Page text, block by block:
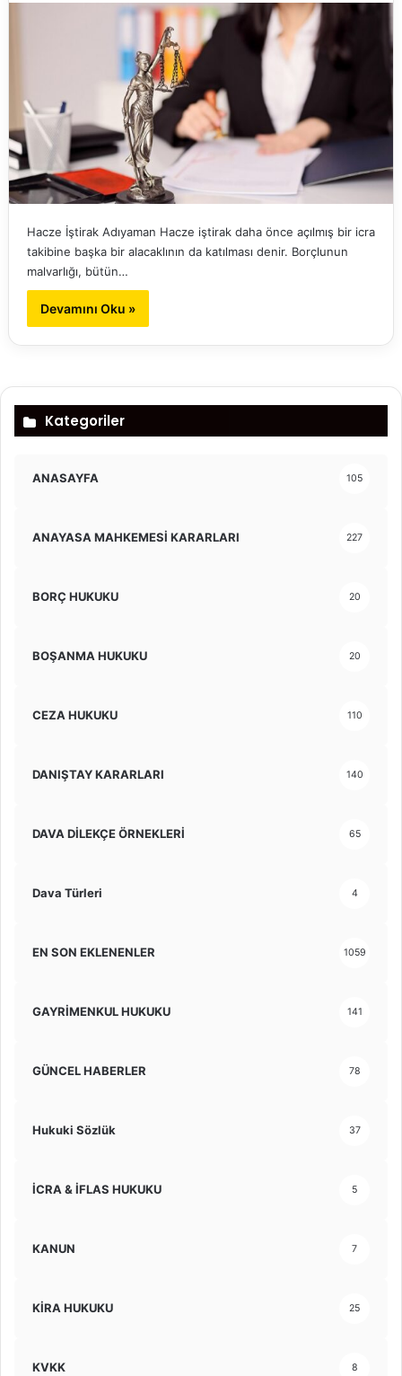
Hacze İştirak Adıyaman Hacze iştirak daha önce açılmış bir icra
takibine başka bir alacaklının da katılması denir. Borçlunun
malvarlığı, bütün…
Devamını Oku »
Kategoriler
ANASAYFA 105
ANAYASA MAHKEMESİ KARARLARI 227
BORÇ HUKUKU 20
BOŞANMA HUKUKU 20
CEZA HUKUKU 110
DANIŞTAY KARARLARI 140
DAVA DİLEKÇE ÖRNEKLERİ 65
Dava Türleri 4
EN SON EKLENENLER 1059
GAYRİMENKUL HUKUKU 141
GÜNCEL HABERLER 78
Hukuki Sözlük 37
İCRA & İFLAS HUKUKU 5
KANUN 7
KİRA HUKUKU 25
KVKK 8